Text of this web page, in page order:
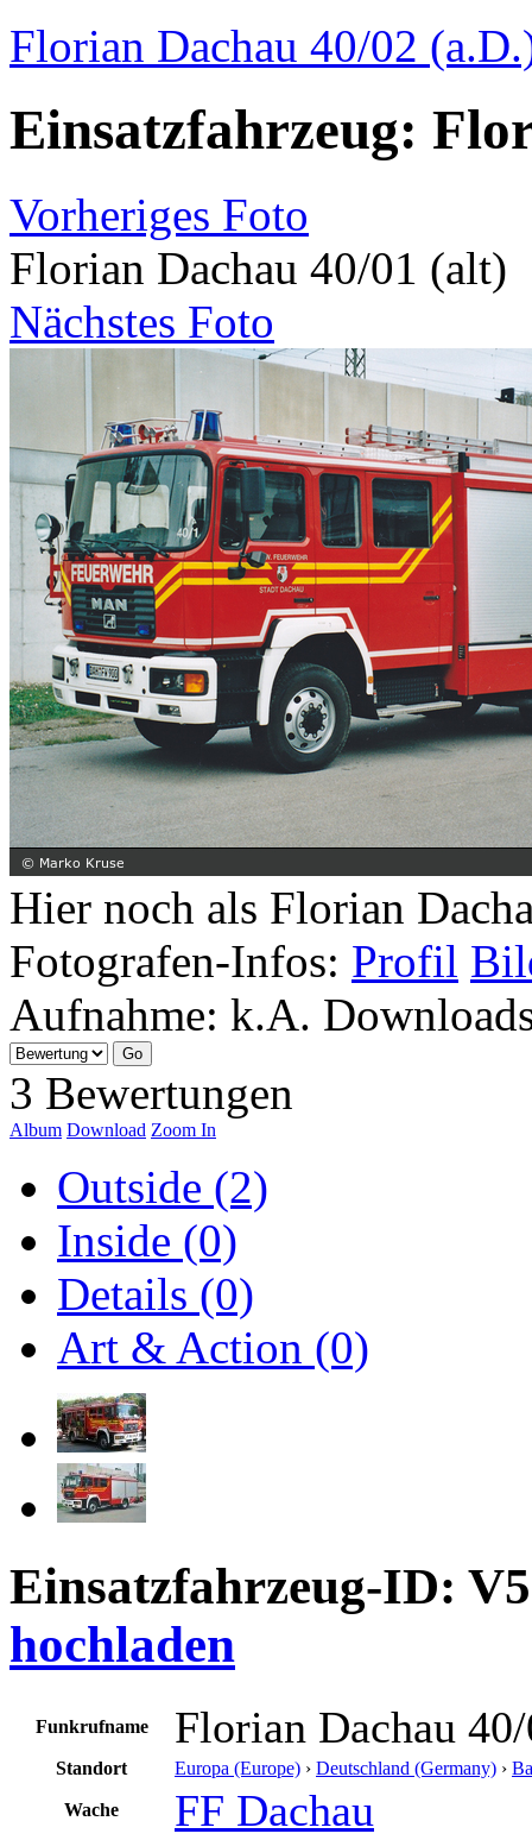
Florian Dachau 40/02
Einsatzfahrzeug:
Vorheriges Foto
Florian Dachau 40/01 (alt)
Nächstes Foto
Hier noch als Florian
Fotografen-Infos: Profil
Aufnahme: k.A.
3 Bewertungen
Album Download Zoom In
Outside (2)
Inside (0)
Details (0)
Art & Action (0)
Einsatzfahrzeug-ID:
hochladen
Funkrufname Florian Dachau
Standort Europa (Europe) › Deutschland (Germany) ›
Wache FF Dachau